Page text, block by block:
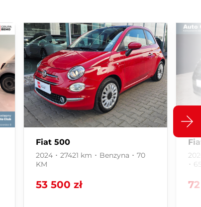
Fiat 500
2024 ･ 27421 km ･ Benzyna ･ 70
KM
53 500 zł
･